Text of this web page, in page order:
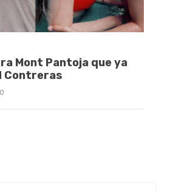
Mont Pantoja que ya
Contreras